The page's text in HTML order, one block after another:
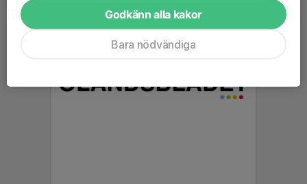
Godkänn alla kakor
Bara nödvändiga